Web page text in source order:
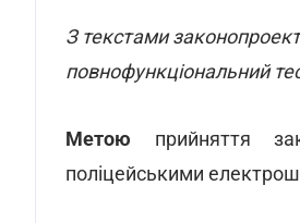
З текстами
повнофункціональний
Метою прийняття
поліцейськими